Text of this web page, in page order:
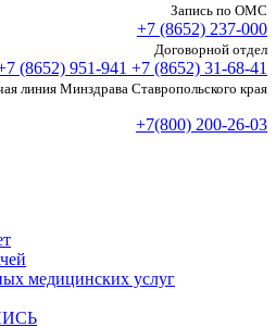
Запись по ОМС
+7 (8652) 237-000
Договорной отдел
(8652) 951-941 +7 (8652) 31-68-41
линия Минздрава Ставропольского края
+7(800) 200-26-03
медицинских услуг